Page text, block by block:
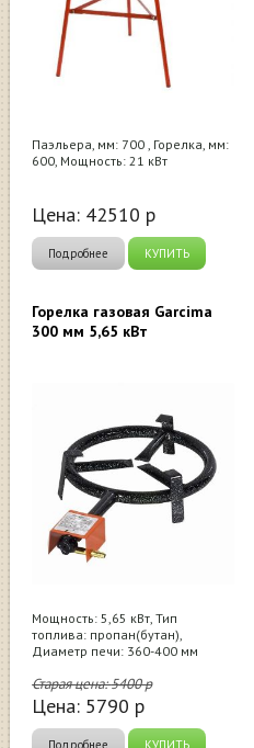
Паэльера, мм: 700 , Горелка, мм:
600, Мощность: 21 кВт
Цена: 42510 р
Подробнее КУПИТЬ
Горелка газовая Garcima
300 мм 5,65 кВт
Мощность: 5,65 кВт, Тип
топлива: пропан(бутан),
Диаметр печи: 360-400 мм
Старая цена:5400р
Цена: 5790 р